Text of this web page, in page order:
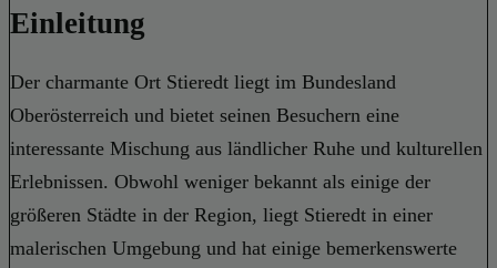
Einleitung
Der charmante Ort Stieredt liegt im Bundesland
Oberösterreich und bietet seinen Besuchern eine
interessante Mischung aus ländlicher Ruhe und kulturellen
Erlebnissen. Obwohl weniger bekannt als einige der
größeren Städte in der Region, liegt Stieredt in einer
malerischen Umgebung und hat einige bemerkenswerte